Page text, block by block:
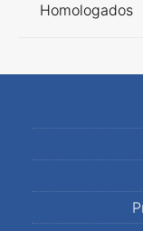
Homologados